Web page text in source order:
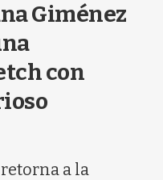
Giménez
con
a la